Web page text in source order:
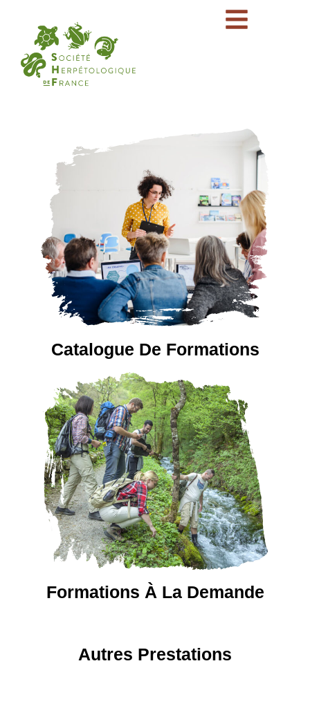
Catalogue De Formations
Formations À La Demande
Autres Prestations